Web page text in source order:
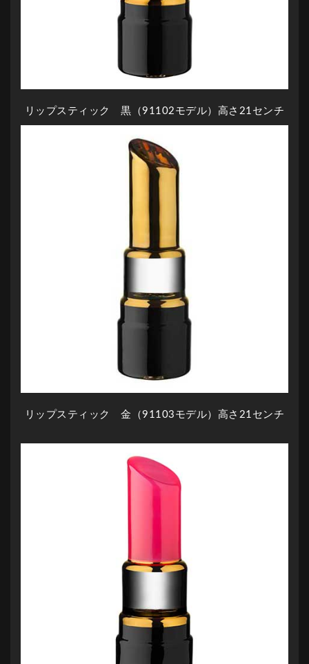
リップスティック 黒（91102モデル）高さ21センチ
リップスティック 金（91103モデル）高さ21センチ